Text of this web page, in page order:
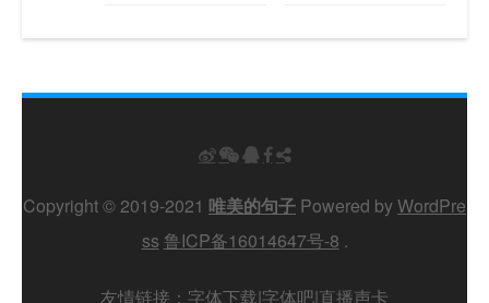
Copyright © 2019-2021 唯美的句子 Powered byWordPre
ss 鲁ICP备16014647号-8 .
友情链接： 字体下载|字体吧|直播声卡